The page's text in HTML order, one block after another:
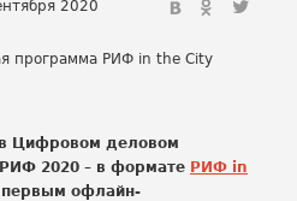
2020
Цифровом деловом
2020 – в формате РИФ in
офлайн-